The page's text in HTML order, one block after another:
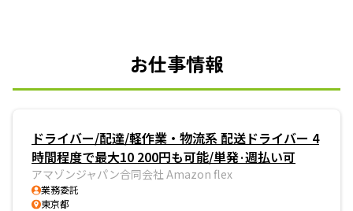
お仕事情報
ドライバー/配達/軽作業・物流系 配送ドライバー 4
時間程度で最大10 200円も可能/単発·週払い可
アマゾンジャパン合同会社 Amazon flex
業務委託
東京都